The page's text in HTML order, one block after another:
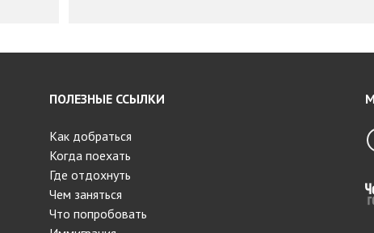
ПОЛЕЗНЫЕ ССЫЛКИ
Как добраться
Когда поехать
Где отдохнуть
Чем заняться
Что попробовать